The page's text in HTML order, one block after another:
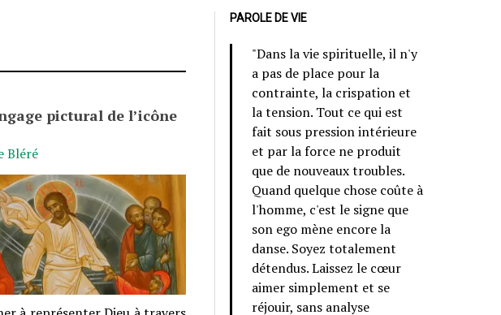
pictural de l’icône
Bléré
PAROLE DE VIE
"Dans la vie spirituelle, il n'y
a pas de place pour la
contrainte, la crispation et
la tension. Tout ce qui est
fait sous pression intérieure
et par la force ne produit
que de nouveaux troubles.
Quand quelque chose coûte à
l'homme, c'est le signe que
son ego mène encore la
danse. Soyez totalement
détendus. Laissez le cœur
aimer simplement et se
réjouir, sans analyse